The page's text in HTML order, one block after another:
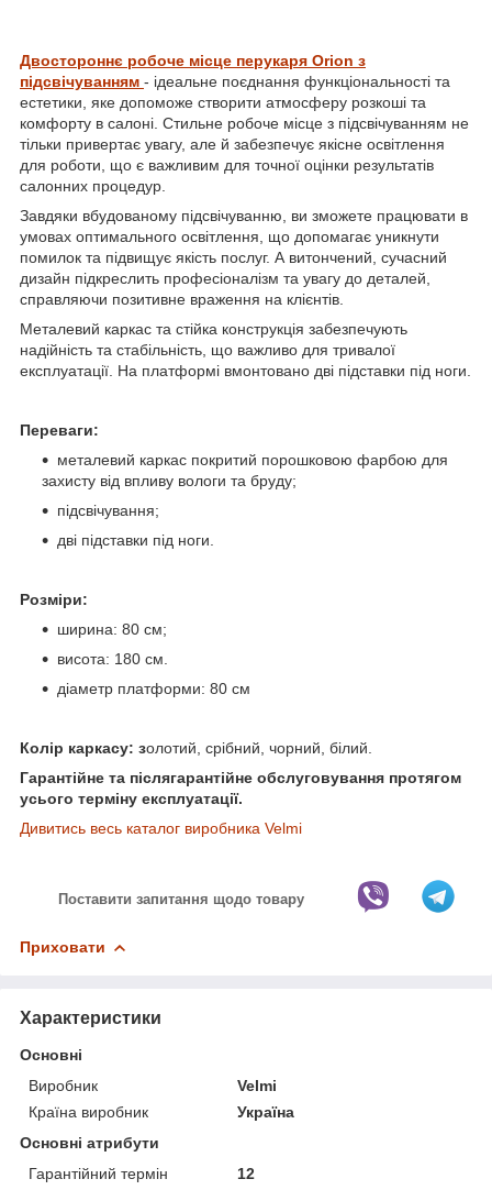
Двостороннє робоче місце перукаря Orion з
підсвічуванням - ідеальне поєднання функціональності та
естетики, яке допоможе створити атмосферу розкоші та
комфорту в салоні. Стильне робоче місце з підсвічуванням не
тільки привертає увагу, але й забезпечує якісне освітлення
для роботи, що є важливим для точної оцінки результатів
салонних процедур.
Завдяки вбудованому підсвічуванню, ви зможете працювати в
умовах оптимального освітлення, що допомагає уникнути
помилок та підвищує якість послуг. А витончений, сучасний
дизайн підкреслить професіоналізм та увагу до деталей,
справляючи позитивне враження на клієнтів.
Металевий каркас та стійка конструкція забезпечують
надійність та стабільність, що важливо для тривалої
експлуатації. На платформі вмонтовано дві підставки під ноги.
Переваги:
металевий каркас покритий порошковою фарбою для
захисту від впливу вологи та бруду;
підсвічування;
дві підставки під ноги.
Розміри:
ширина: 80 см;
висота: 180 см.
діаметр платформи: 80 см
Колір каркасу: золотий, срібний, чорний, білий.
Гарантійне та післягарантійне обслуговування протягом
усього терміну експлуатації.
Дивитись весь каталог виробника Velmi
Поставити запитання щодо товару
Приховати
Характеристики
Основні
Виробник
Velmi
Країна виробник
Україна
Основні атрибути
Гарантійний термін
12